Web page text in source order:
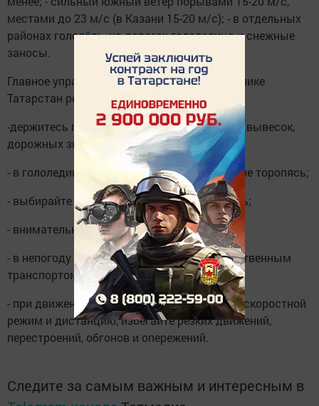
местами до 23 м/с (в Казани 15-20 м/с); ‎- в отдельных
районах гололёд; ‎- на дорогах гололедица и снежные
заносы. ‎
‎Главное управление МЧС России по Республике
Татарстан рекомендует: ‎
‎-держитесь подальше от рекламных щитов, вывесок,
дорожных знаков, линий электропередачи; ‎
- в гололедицу передвигайтесь осторожно, не торопясь;
‎- выбирайте удобную и нескользящую обувь;
‎- внимательно переходите дорогу; ‎
- в непогоду лучше воспользоваться общественным
транспортом; ‎
- при движении на автомобиле соблюдайте скоростной
режим и дистанцию, избегайте резких движений,
перестроений, обгонов и опережений.
Следите за самым важным и интересным в